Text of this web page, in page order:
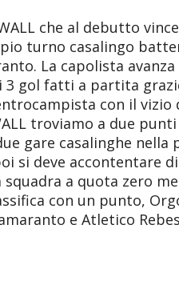
che al debutto
turno casalingo
La capolista
3 gol fatti a partita
con il vizio
troviamo a due
gare casalinghe nella
si deve accontentare
squadra a quota zero
con un punto,
e Atletico